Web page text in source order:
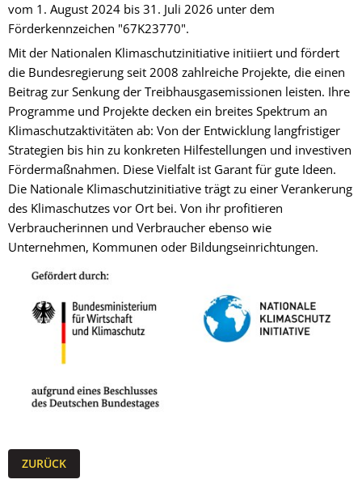
vom 1. August 2024 bis 31. Juli 2026 unter dem
Förderkennzeichen "67K23770".
Mit der Nationalen Klimaschutzinitiative initiiert und fördert
die Bundesregierung seit 2008 zahlreiche Projekte, die einen
Beitrag zur Senkung der Treibhausgasemissionen leisten. Ihre
Programme und Projekte decken ein breites Spektrum an
Klimaschutzaktivitäten ab: Von der Entwicklung langfristiger
Strategien bis hin zu konkreten Hilfestellungen und investiven
Fördermaßnahmen. Diese Vielfalt ist Garant für gute Ideen.
Die Nationale Klimaschutzinitiative trägt zu einer Verankerung
des Klimaschutzes vor Ort bei. Von ihr profitieren
Verbraucherinnen und Verbraucher ebenso wie
Unternehmen, Kommunen oder Bildungseinrichtungen.
ZURÜCK